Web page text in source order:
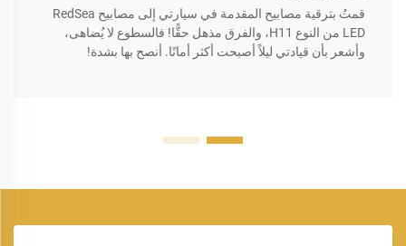
قمتُ بترقية مصابيح المقدمة في سيارتي إلى مصابيح RedSea
LED من النوع H11، والفرق مذهل حقًّا! فالسطوع لا يُضاهى،
وأشعر بأن قيادتي ليلاً أصبحت أكثر أمانًا. أنصح بها بشدة!